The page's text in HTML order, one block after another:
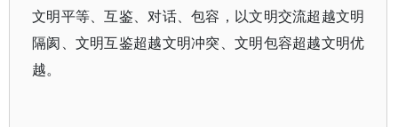
文明平等、互鉴、对话、包容，以文明交流超越文明
隔阂、文明互鉴超越文明冲突、文明包容超越文明优
越。